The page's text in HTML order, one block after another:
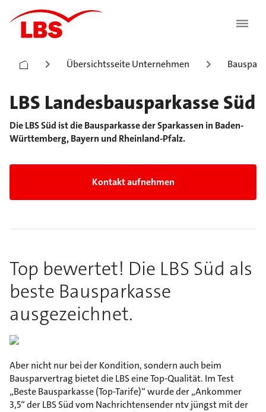
Übersichtsseite Unternehmen
LBS Landesbausparkasse Süd
Die LBS Süd ist die Bausparkasse der Sparkassen in Baden-
Württemberg, Bayern und Rheinland-Pfalz.
Kontakt aufnehmen
Top bewertet! Die LBS Süd als
beste Bausparkasse
ausgezeichnet.
Aber nicht nur bei der Kondition, sondern auch beim
Bausparvertrag bietet die LBS eine Top-Qualität. Im Test
„Beste Bausparkasse (Top-Tarife)“ wurde der „Ankommer
3,5“ der LBS Süd vom Nachrichtensender ntv jüngst mit der